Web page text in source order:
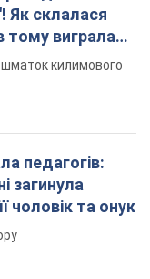
Як склалася
тому виграла
шматок килимового
педагогів:
загинула
чоловік та онук